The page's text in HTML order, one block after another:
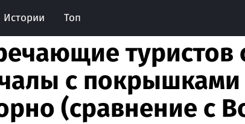
Истории Топ
туристов
с покрышками
(сравнение с